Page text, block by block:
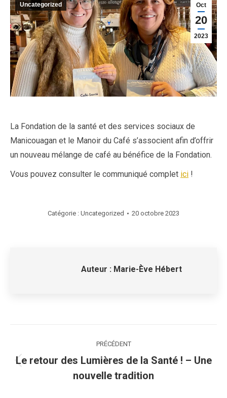
Oct
20
2023
Uncategorized
La Fondation de la santé et des services sociaux de
Manicouagan et le Manoir du Café s’associent afin d’offrir
un nouveau mélange de café au bénéfice de la Fondation.
Vous pouvez consulter le communiqué complet ici !
Catégorie : Uncategorized 20 octobre 2023
Auteur : Marie-Ève Hébert
article
PRÉCÉDENT
Article
précédent
Le retour des Lumières de la Santé ! – Une
nouvelle tradition